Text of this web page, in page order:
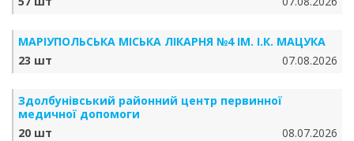
МАРІУПОЛЬСЬКА МІСЬКА ЛІКАРНЯ №4 ІМ. І.К. МАЦУКА
23 шт
07.08.2026
Здолбунівський районний центр первинної
медичної допомоги
20 шт
08.07.2026